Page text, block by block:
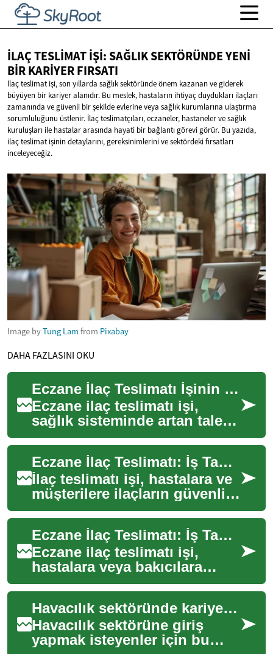
İLAÇ TESLIMAT İŞI: SAĞLIK SEKTÖRÜNDE YENI
BIRKARIYER FIRSATI
İlaç teslimat işi, son yıllarda sağlık sektöründe önem kazanan ve giderek
büyüyen bir kariyer alanıdır. Bu meslek, hastaların ihtiyaç duydukları ilaçları
zamanında ve güvenli bir şekilde evlerine veya sağlık kurumlarına ulaştırma
sorumluluğunu üstlenir. İlaç teslimatçıları, eczaneler, hastaneler ve sağlık
kuruluşları ile hastalar arasında hayati bir bağlantı görevi görür. Bu yazıda,
ilaç teslimat işinin detaylarını, gereksinimlerini ve sektördeki fırsatları
inceleyeceğiz.
Image byTung Lam from Pixabay
DAHA FAZLASINI OKU
Eczane İlaç Teslimatı İşinin Detayları ve Gereksinimleri
Eczane ilaç teslimatı işi,
sağlık sisteminde artan talep
ve değişen lojistik ihtiyaçlar
nedeniyle giderek daha
görünü...
Eczane İlaç Teslimatı: İş Tanımı ve Kariyer Bilgileri
İlaç teslimatı işi, hastalara ve
müşterilere ilaçların güvenli
şekilde ulaştırılmasını
sağlayan bir rolü ifade eder.
...
Eczane İlaç Teslimatı: İş Tanımı ve Kariyer Olanakları
Eczane ilaç teslimatı işi,
hastalara veya bakıcılara
reçeteli ve reçetesiz ilaçların
güvenli biçimde
ulaştırılmasını ...
Havacılık sektöründe kariyer: yeni başlayanlar için adım adım rehber
Havacılık sektörüne giriş
yapmak isteyenler için bu